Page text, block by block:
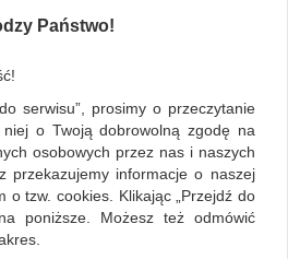
i dozowniki Inne
2 Porównaj (0)
Państwo!
serwisu”, prosimy o przeczytanie
o Twoją dobrowolną zgodę na
osobowych przez nas i naszych
przekazujemy informacje o naszej
o tzw. cookies. Klikając „Przejdź do
poniższe. Możesz też odmówić